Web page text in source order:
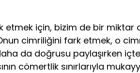
için, bizim de bir miktar
cimriliğini fark etmek, o
da doğrusu paylaşırken
cömertlik sınırlarıyla